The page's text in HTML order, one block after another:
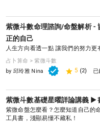
紫微斗數命理諮詢/命盤解析 -
正的自己
人生方向看透一點 讓我們的努力更
占卜算命 > 紫微斗數
by 邱玲雅 Nina
5 (2)
紫微斗數基礎星曜詳論講義 ▶️
紫微命盤怎麼看？怎麼知道自己的
工具書，淺顯易懂不藏私！